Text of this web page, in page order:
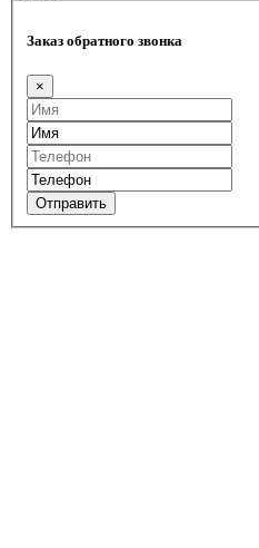
Заказ обратного звонка
×
Отправить